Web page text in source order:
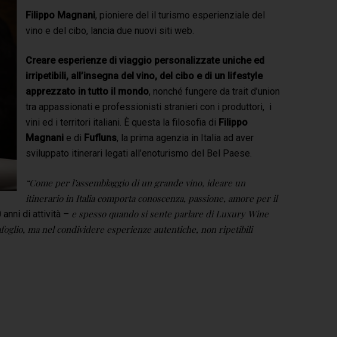
Filippo Magnani, pioniere del il turismo esperienziale del
vino e del cibo, lancia due nuovi siti web.
Creare esperienze di viaggio personalizzate uniche ed
irripetibili, all’insegna del vino, del cibo e di un lifestyle
apprezzato in tutto il mondo, nonché fungere da trait d’union
tra appassionati e professionisti stranieri con i produttori, i
vini ed i territori italiani. È questa la filosofia di Filippo
Magnanie di Fufluns, la prima agenzia in Italia ad aver
sviluppato itinerari legati all’enoturismo del Bel Paese.
“Come per l’assemblaggio di un grande vino, ideare un
itinerario in Italia comporta conoscenza, passione, amore per il
anni di attività – e spesso quando si sente parlare di Luxury Wine
ma nel condividere esperienze autentiche, non ripetibili